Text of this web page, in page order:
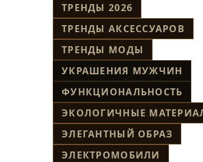
ТРЕНДЫ 2026
ТРЕНДЫ АКСЕССУАРОВ
ТРЕНДЫ МОДЫ
УКРАШЕНИЯ МУЖЧИН
ФУНКЦИОНАЛЬНОСТЬ
ЭКОЛОГИЧНЫЕ
ЭЛЕГАНТНЫЙ ОБРАЗ
ЭЛЕКТРОМОБИЛИ